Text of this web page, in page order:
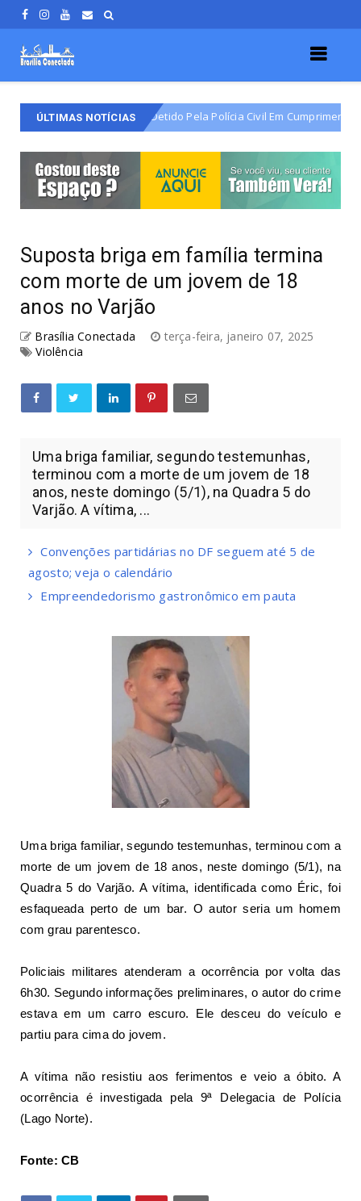
ÚLTIMAS NOTÍCIAS
Do Varjão É Detido Pela Polícia Civil Em Cumprimento De
Suposta briga em família termina
com morte de um jovem de 18
anos no Varjão
Brasília Conectada
terça-feira, janeiro 07, 2025
Violência
Uma briga familiar, segundo testemunhas,
terminou com a morte de um jovem de 18
anos, neste domingo (5/1), na Quadra 5 do
Varjão. A vítima, ...
Convenções partidárias no DF seguem até 5 de
agosto; veja o calendário
Empreendedorismo gastronômico em pauta
Uma briga familiar, segundo testemunhas, terminou com a
morte de um jovem de 18 anos, neste domingo (5/1), na
Quadra 5 do Varjão. A vítima, identificada como Éric, foi
esfaqueada perto de um bar. O autor seria um homem
com grau parentesco.
Policiais militares atenderam a ocorrência por volta das
6h30. Segundo informações preliminares, o autor do crime
estava em um carro escuro. Ele desceu do veículo e
partiu para cima do jovem.
A vítima não resistiu aos ferimentos e veio a óbito. A
ocorrência é investigada pela 9ª Delegacia de Polícia
(Lago Norte).
Fonte: CB